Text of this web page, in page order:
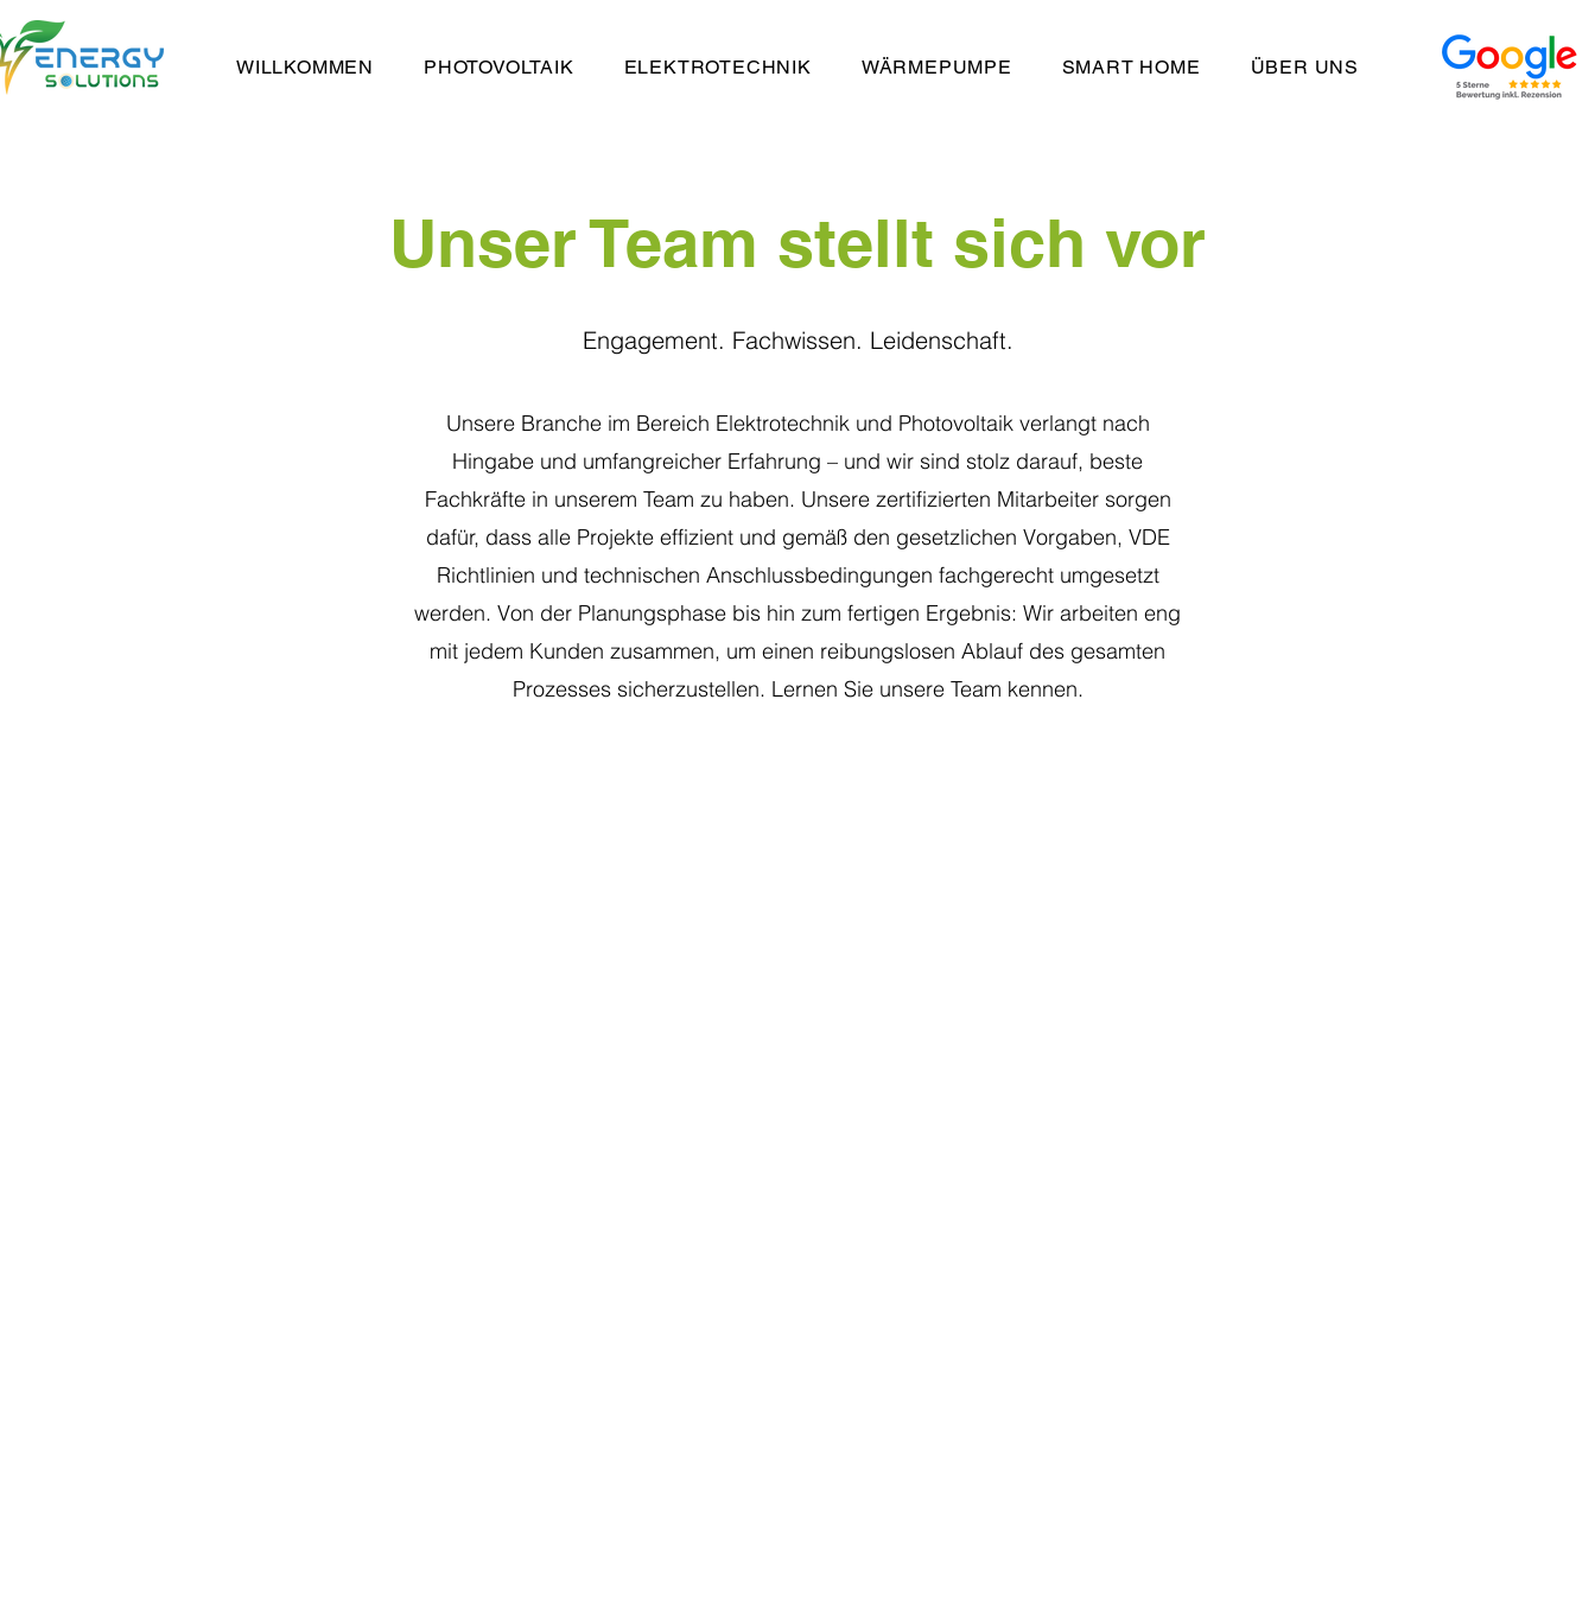
WILLKOMMEN PHOTOVOLTAIK ELEKTROTECHNIK WÄRMEPUMPE SMART HOME ÜBER UNS
Unser Team stellt sich vor
Engagement. Fachwissen. Leidenschaft.
Unsere Branche im Bereich Elektrotechnik und Photovoltaik verlangt nach
Hingabe und umfangreicher Erfahrung – und wir sind stolz darauf, beste
Fachkräfte in unserem Team zu haben. Unsere zertifizierten Mitarbeiter sorgen
dafür, dass alle Projekte effizient und gemäß den gesetzlichen Vorgaben, VDE
Richtlinien und technischen Anschlussbedingungen fachgerecht umgesetzt
werden. Von der Planungsphase bis hin zum fertigen Ergebnis: Wir arbeiten eng
mit jedem Kunden zusammen, um einen reibungslosen Ablauf des gesamten
Prozesses sicherzustellen. Lernen Sie unsere Team kennen.